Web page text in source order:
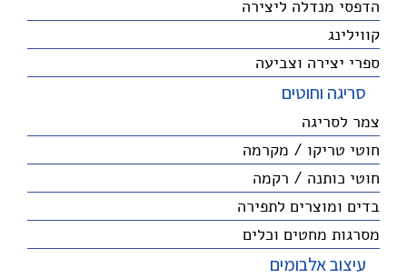
הדפסי מנדלה ליצירה
קווילינג
ספרי יצירה וצביעה
סריגה וחוטים
צמר לסריגה
חוטי טריקו / מקרמה
חוטי כותנה / רקמה
בדים ומוצרים לתפירה
מסרגות מחטים וכלים
עיצוב אלבומים